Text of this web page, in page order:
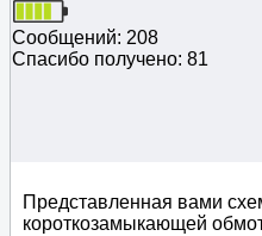
Сообщений: 208
Спасибо получено: 81
Представленная вами
короткозамыкающей